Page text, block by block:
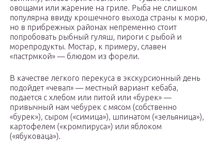
овощами или жарение на гриле. Рыба не слишком
популярна ввиду крошечного выхода страны к морю,
но в прибрежных районах непременно стоит
попробовать рыбный гуляш, пироги с рыбой и
морепродукты. Мостар, к примеру, славен
«пастрмкой» — блюдом из форели.
В качестве легкого перекуса в экскурсионный день
подойдет «чевап» — местный вариант кебаба,
подается с хлебом или питой или «бурек» —
привычный нам чебурек с мясом (собственно
«бурек»), сыром («симица»), шпинатом («зельяница»),
картофелем («кромпируса») или яблоком
(«ябуковаца»).